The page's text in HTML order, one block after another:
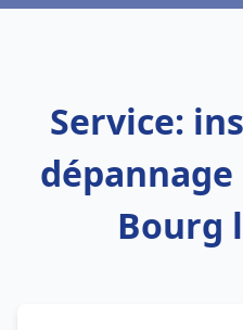
Service:
Bourg